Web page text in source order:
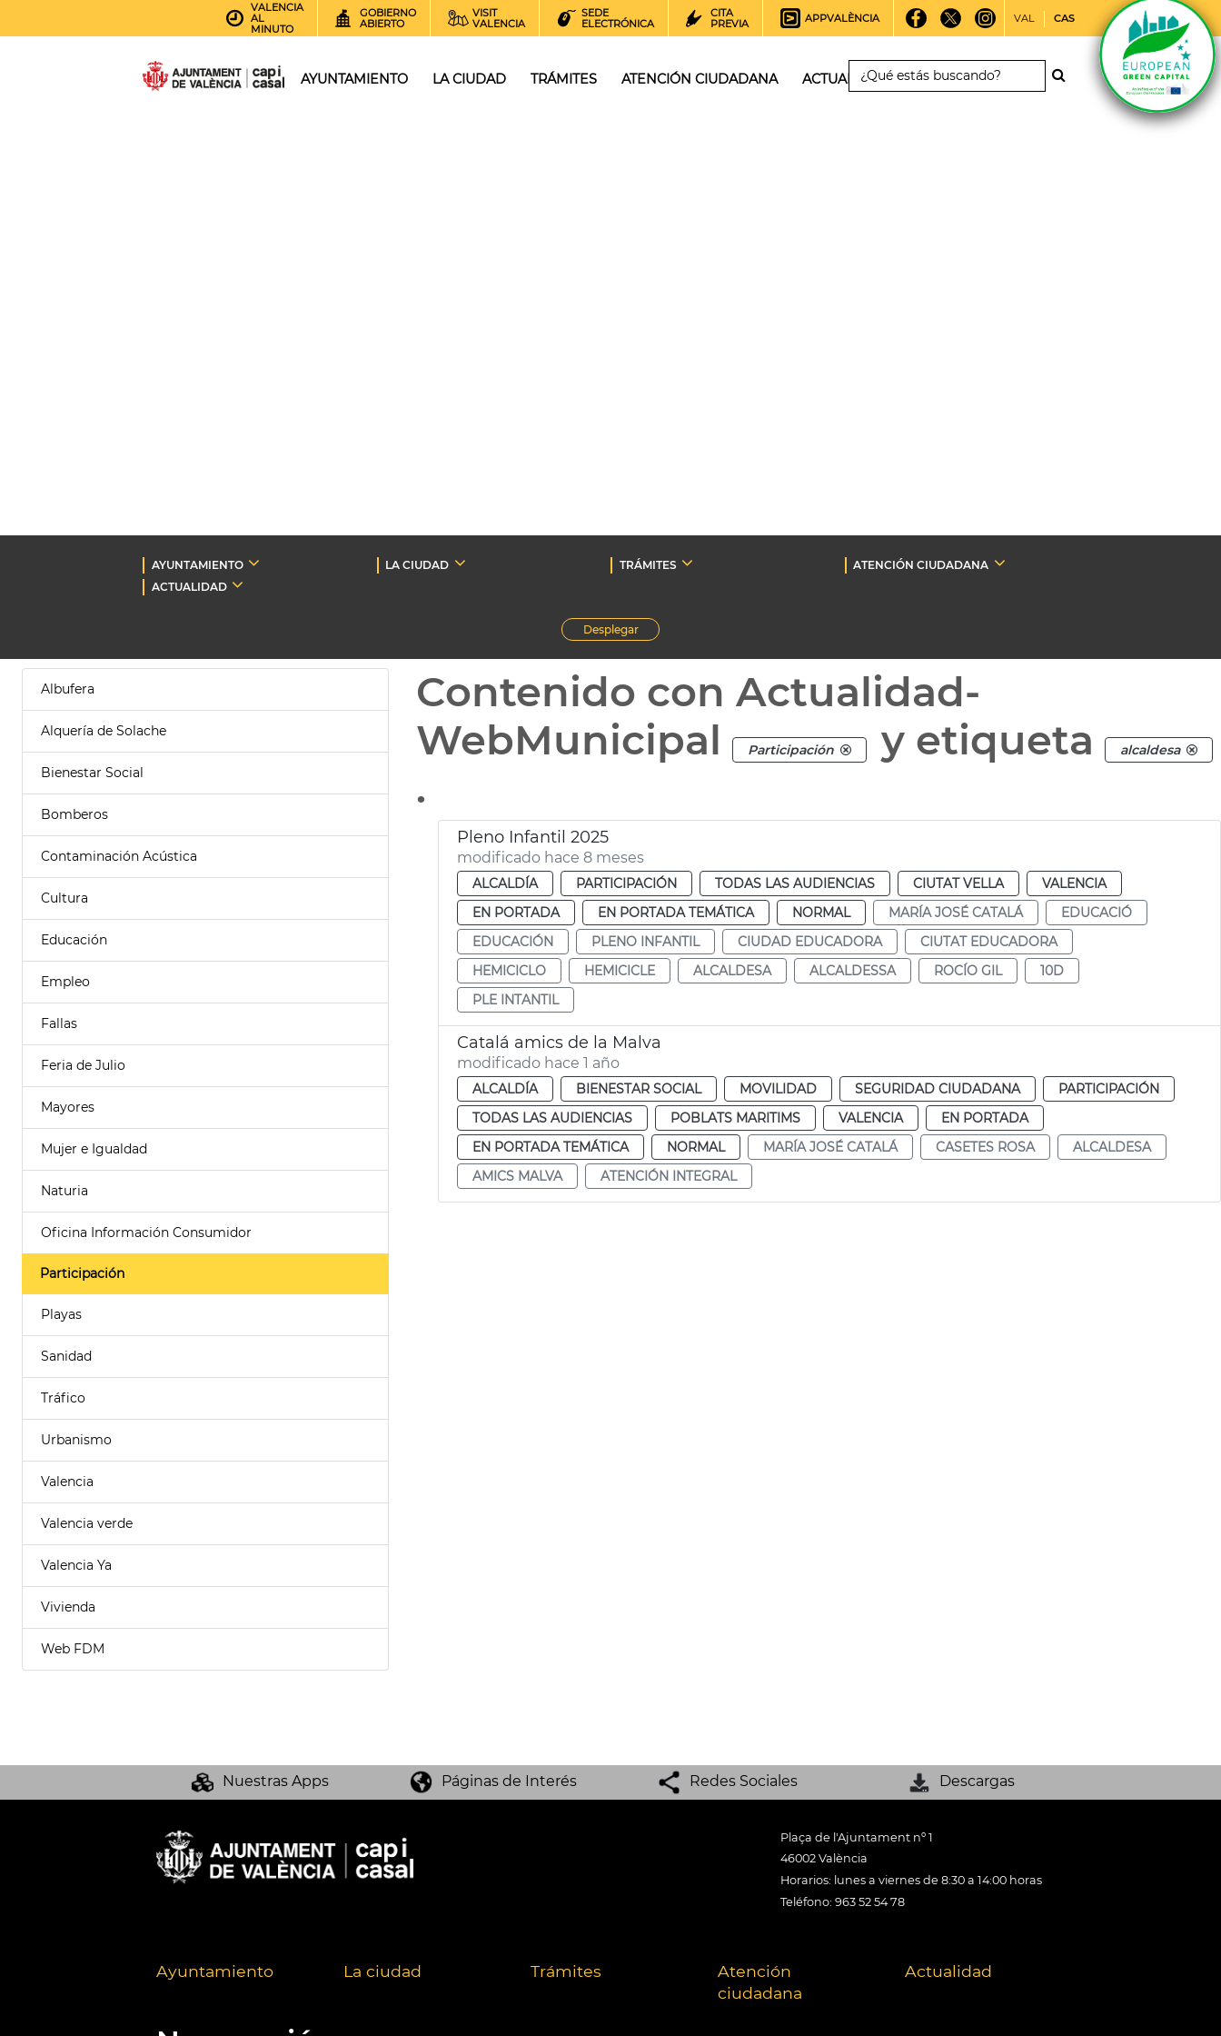
VALENCIA
AL
MINUTO
GOBIERNO
ABIERTO
VISIT
VALENCIA
SEDE
ELECTRÓNICA
CITA
PREVIA
APPVALÈNCIA VAL CAS
AYUNTAMIENTO LA CIUDAD TRÁMITES ATENCIÓN CIUDADANA ACTUALIDAD
AYUNTAMIENTO LA CIUDAD TRÁMITES
ATENCIÓN CIUDADANA
ACTUALIDAD
Desplegar
Albufera
Alquería de Solache
Bienestar Social
Bomberos
Contaminación Acústica
Cultura
Educación
Empleo
Fallas
Feria de Julio
Mayores
Mujer e Igualdad
Naturia
Oficina Información Consumidor
Participación
Playas
Sanidad
Tráfico
Urbanismo
Valencia
Valencia verde
Valencia Ya
Vivienda
Web FDM
Contenido con Actualidad-
WebMunicipal
Participación y etiqueta alcaldesa
.
Pleno Infantil 2025
modificado hace 8 meses
ALCALDÍA PARTICIPACIÓN TODAS LAS AUDIENCIAS CIUTAT VELLA
VALENCIA
EN PORTADA
EN PORTADA TEMÁTICA NORMAL MARÍA JOSÉ CATALÁ
EDUCACIÓ
EDUCACIÓN
PLENO INFANTIL CIUDAD EDUCADORA
CIUTAT EDUCADORA
HEMICICLO
HEMICICLE ALCALDESA ALCALDESSA ROCÍO GIL
10D
PLE INTANTIL
Catalá amics de la Malva
modificado hace 1 año
ALCALDÍA BIENESTAR SOCIAL MOVILIDAD SEGURIDAD CIUDADANA
PARTICIPACIÓN
TODAS LAS AUDIENCIAS
POBLATS MARITIMS VALENCIA
EN PORTADA
EN PORTADA TEMÁTICA
NORMAL MARÍA JOSÉ CATALÁ CASETES ROSA
ALCALDESA
AMICS MALVA
ATENCIÓN INTEGRAL
Nuestras Apps Páginas de Interés Redes Sociales Descargas
Plaça de l'Ajuntament nº 1
46002 València
Horarios: lunes a viernes de 8:30 a 14:00 horas
Teléfono: 963 52 54 78
Ayuntamiento La ciudad Trámites
Atención
ciudadana
Actualidad